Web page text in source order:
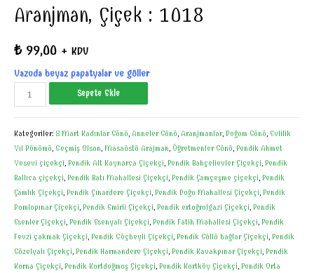
Aranjman, Çiçek : 1018
₺99,00 + KDV
Vazoda beyaz papatyalar ve güller
Sepete Ekle
Kategoriler: 8 Mart Kadınlar Günü, Anneler Günü, Aranjmanlar, Doğum Günü, Evlilik
Yıl Dönümü, Geçmiş Olsun, Masaüstü Arajman, Öğretmenler Günü, Pendik Ahmet
Yesevi çiçekçi, Pendik Alt Kaynarca Çiçekçi, Pendik Bahçelievler Çiçekçi, Pendik
Ballıca çiçekçi, Pendik Batı Mahallesi Çiçekçi, Pendik Çamçeşme çiçekçi, Pendik
Çamlık Çiçekçi, Pendik Çınardere Çiçekçi, Pendik Doğu Mahallesi Çiçekçi, Pendik
Dumlupınar Çiçekçi, Pendik Emirli Çiçekçi, Pendik ertuğrulgazi Çiçekçi, Pendik
Esenler Çiçekçi, Pendik Esenyalı Çiçekçi, Pendik Fatih Mahallesi Çiçekçi, Pendik
Fevzi çakmak Çiçekçi, Pendik Göçbeyli Çiçekçi, Pendik Güllü bağlar Çiçekçi, Pendik
Güzelyalı Çiçekçi, Pendik Harmandere Çiçekçi, Pendik Kavakpınar Çiçekçi, Pendik
Kurna Çiçekçi, Pendik Kurtdoğmuş Çiçekçi, Pendik Kurtköy Çiçekçi, Pendik Orta